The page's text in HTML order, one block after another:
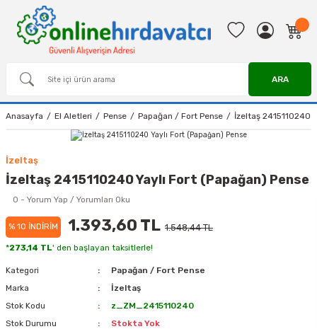
ARA
Anasayfa El Aletleri Pense Papağan / Fort Pense İzeltaş 2415110240
İzeltaş
İzeltaş 2415110240 Yaylı Fort (Papağan) Pense
0 - Yorum Yap / Yorumları Oku
% 10 İNDİRİM 1.393,60 TL 1.548,44 TL
*273,14 TL' den başlayan taksitlerle!
Kategori
Papağan / Fort Pense
Marka
İzeltaş
Stok Kodu
z_ZM_2415110240
Stok Durumu
Stokta Yok